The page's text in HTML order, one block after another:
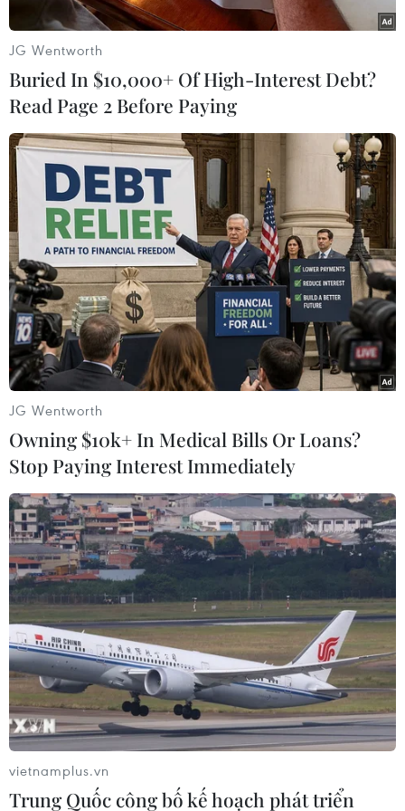
còn H’Tuyết Niê (2 tuổi) thì nằm li bì, bất tỉnh.
làm thịt cóc và cả 3 anh em cùng ăn. Nghi ngờ 3
em bị ngộ độc thịt và trứng cóc, người thân
trong gia đình đã lập tức đưa các em đến Bệnh
viện Đa khoa tỉnh Đắk Lắk cấp cứu.
Chị H’Jút Niê cho biết vào sáng cùng ngày, Y
Chim Niê cùng gia đình đi rẫy, đến gần trưa Y
Chim Niê về nhà trước để nấu cơm. Trên đường
về nhà, Y Chim Niê bắt được một con cóc và
mang về làm thịt.
Phát hiện trong bụng cóc có một buồng trứng,
do không biết trứng cóc cũng có độc nên Y Chim
Niê không bỏ đi mà lại đem nấu chung với thịt
cóc, sau đó còn nhường cho em gái của mình là
H’Tuyết Niê ăn toàn bộ số trứng cóc.
tích cực - Chống độc (Bệnh viện Đa khoa tỉnh
Đắk Lắk) khuyến cáo người dân không nên mạo
hiểm ăn thịt cóc. Tuy thịt cóc chứa nhiều chất
dinh dưỡng nhưng độc tố của cóc có rất nhiều ở
nội tạng, trứng, da, nếu chế biến không cẩn
thận rất dễ bị nhiễm độc./.
(TTXVN/Vietnam+)
JG Wentworth
Buried In $10,000+ Of High-Interest Debt?
Read Page 2 Before Paying
JG Wentworth
Owning $10k+ In Medical Bills Or Loans?
Stop Paying Interest Immediately
vietnamplus.vn
Trung Quốc công bố kế hoạch phát triển